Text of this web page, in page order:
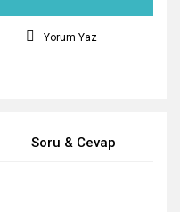
Yorum Yaz
Soru & Cevap